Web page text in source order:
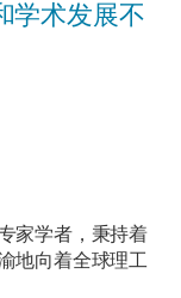
学术发展不
家学者，秉持着
地向着全球理工